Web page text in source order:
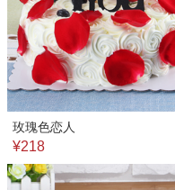
玫瑰色恋人
¥218